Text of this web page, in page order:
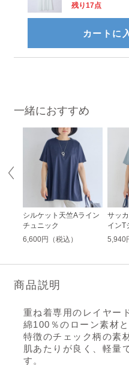
一緒におすすめ
シルケット天竺Aライン
チュニック
6,600円（税込）
サッ
インT
5,940
残り17点
カートに
商品説明
重ね着専用のレイヤー
綿100％のローン素材
特徴のチェック柄の素
肌あたりが良く、軽量
す。